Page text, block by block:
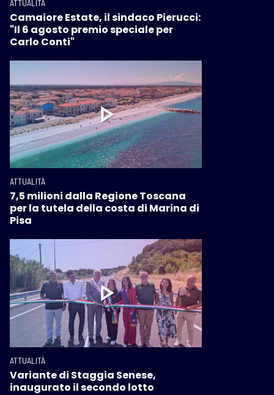
ATTUALITÀ
Camaiore Estate, il sindaco Pierucci:
"Il 6 agosto premio speciale per
Carlo Conti"
ATTUALITÀ
7,5 milioni dalla Regione Toscana
per la tutela della costa di Marina di
Pisa
ATTUALITÀ
Variante di Staggia Senese,
inaugurato il secondo lotto